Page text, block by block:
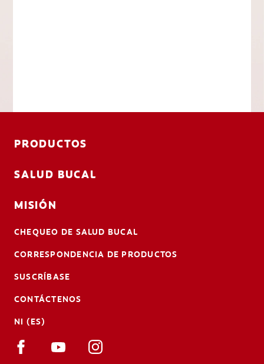
PRODUCTOS
SALUD BUCAL
MISIÓN
CHEQUEO DE SALUD BUCAL
CORRESPONDENCIA DE PRODUCTOS
SUSCRÍBASE
CONTÁCTENOS
NI (ES)